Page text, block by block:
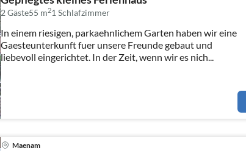
2 Gäste55 m21Schlafzimmer
In einem riesigen, parkaehnlichem Garten haben wir eine
Gaesteunterkunft fuer unsere Freunde gebaut und
liebevoll eingerichtet. In der Zeit, wenn wir es nich...
Maenam